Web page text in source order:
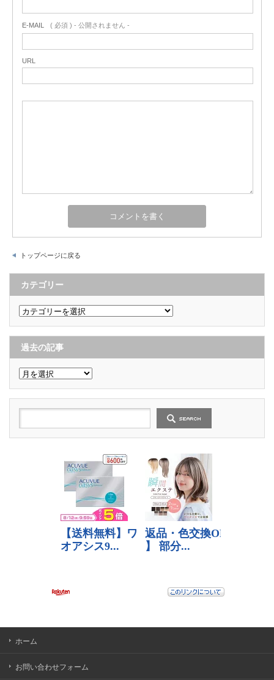
E-MAIL ( 必須 ) - 公開されません -
URL
トップページに戻る
カテゴリー
カ
テ
ゴ
リ
ー
過去の記事
過
去
の
記
事
ホーム
お問い合わせフォーム